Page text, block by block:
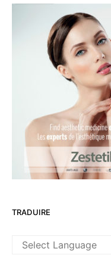
TRADUIRE